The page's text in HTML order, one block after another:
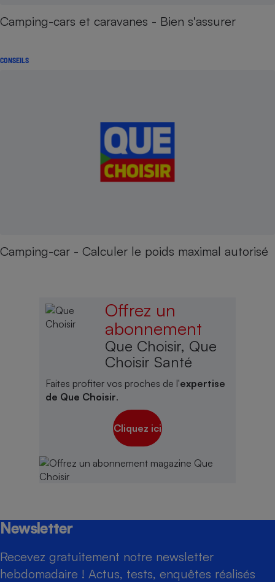
Camping-cars et caravanes - Bien s'assurer
CONSEILS
Camping-car - Calculer le poids maximal autorisé
Offrez un
abonnement
Que Choisir, Que
Choisir Santé
Faites profiter vos proches de l'expertise
de Que Choisir.
Cliquez ici
Newsletter
Recevez gratuitement notre newsletter
hebdomadaire ! Actus, tests, enquêtes réalisés